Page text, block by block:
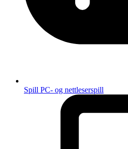
Spill PC- og nettleserspill